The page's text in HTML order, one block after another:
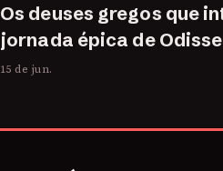
Os deuses gregos que
jornada épica de
15 de jun.